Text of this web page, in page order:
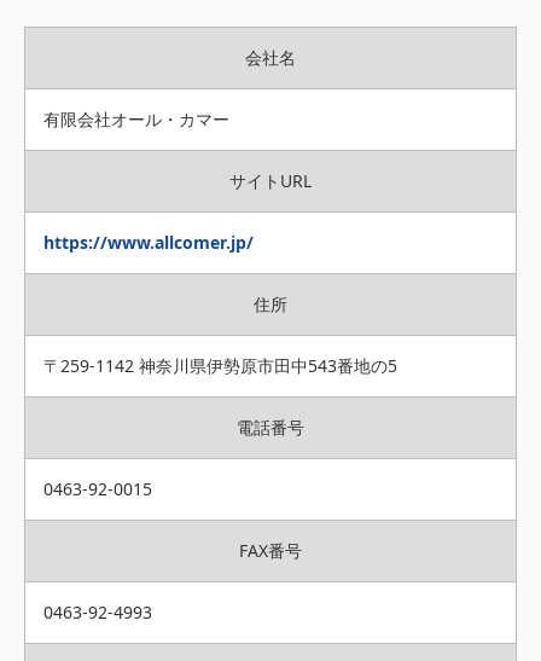
会社名
有限会社オール・カマー
サイトURL
https://www.allcomer.jp/
住所
〒259-1142 神奈川県伊勢原市田中543番地の5
電話番号
0463-92-0015
FAX番号
0463-92-4993